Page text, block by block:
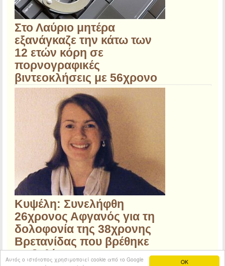
OK
Αυτός ο ιστότοπος χρησιμοποιεί cookie από το Google
Στο Λαύριο μητέρα
εξανάγκαζε την κάτω των
12 ετών κόρη σε
πορνογραφικές
βιντεοκλήσεις με 56χρονο
Κυψέλη: Συνελήφθη
26χρονος Αφγανός για τη
δολοφονία της 38χρονης
Βρετανίδας που βρέθηκε
σε βαλίτσα